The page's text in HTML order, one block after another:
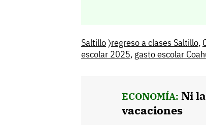
Saltillo〉regreso a clases Saltillo,
escolar 2025, gasto escolar
ECONOMÍA: Ni
vacaciones